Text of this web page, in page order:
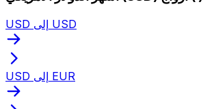
USD إلى USD
USD إلى EUR